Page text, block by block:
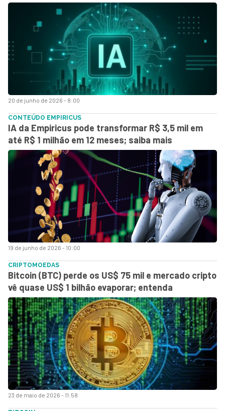
20 de junho de 2026 - 8:00
19 de junho de 2026 - 10:00
CONTEÚDO EMPIRICUS
IA da Empiricus pode transformar R$ 3,5 mil em
até R$ 1 milhão em 12 meses; saiba mais
23 de maio de 2026 - 11:58
CRIPTOMOEDAS
Bitcoin (BTC) perde os US$ 75 mil e mercado cripto
vê quase US$ 1 bilhão evaporar; entenda